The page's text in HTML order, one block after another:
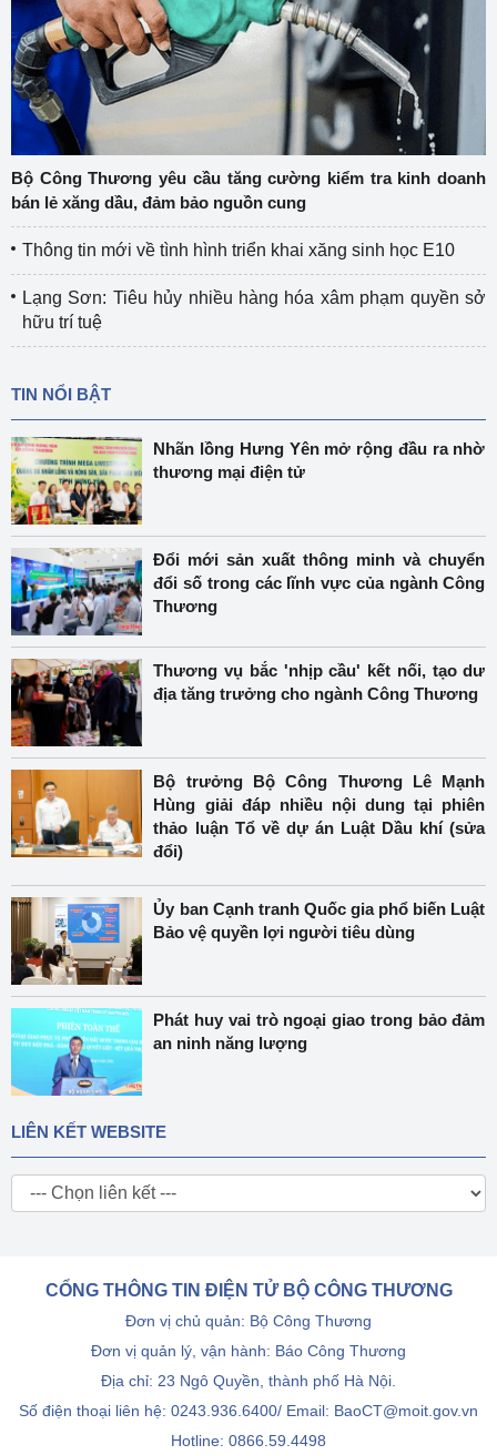
Bộ Công Thương yêu cầu tăng cường kiểm tra kinh doanh
bán lẻ xăng dầu, đảm bảo nguồn cung
Thông tin mới về tình hình triển khai xăng sinh học E10
Lạng Sơn: Tiêu hủy nhiều hàng hóa xâm phạm quyền sở
hữu trí tuệ
TIN NỔI BẬT
Nhãn lồng Hưng Yên mở rộng đầu ra nhờ
thương mại điện tử
Đổi mới sản xuất thông minh và chuyển
đổi số trong các lĩnh vực của ngành Công
Thương
Thương vụ bắc 'nhịp cầu' kết nối, tạo dư
địa tăng trưởng cho ngành Công Thương
Bộ trưởng Bộ Công Thương Lê Mạnh
Hùng giải đáp nhiều nội dung tại phiên
thảo luận Tổ về dự án Luật Dầu khí (sửa
đổi)
Ủy ban Cạnh tranh Quốc gia phổ biến Luật
Bảo vệ quyền lợi người tiêu dùng
Phát huy vai trò ngoại giao trong bảo đảm
an ninh năng lượng
LIÊN KẾT WEBSITE
CỔNG THÔNG TIN ĐIỆN TỬ BỘ CÔNG THƯƠNG
Đơn vị chủ quản: Bộ Công Thương
Đơn vị quản lý, vận hành: Báo Công Thương
Địa chỉ: 23 Ngô Quyền, thành phố Hà Nội.
Số điện thoại liên hệ: 0243.936.6400/ Email: BaoCT@moit.gov.vn
Hotline: 0866.59.4498